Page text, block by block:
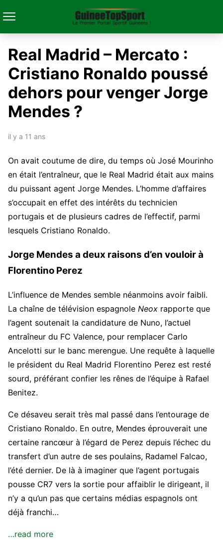
Real Madrid – Mercato :
Cristiano Ronaldo poussé
dehors pour venger Jorge
Mendes ?
il y a 11 ans
On avait coutume de dire, du temps où José Mourinho
en était l’entraîneur, que le Real Madrid était aux mains
du puissant agent Jorge Mendes. L’homme d’affaires
s’occupait en effet des intérêts du technicien
portugais et de plusieurs cadres de l’effectif, parmi
lesquels Cristiano Ronaldo.
Jorge Mendes a deux raisons d’en vouloir à
Florentino Perez
L’influence de Mendes semble néanmoins avoir faibli.
La chaîne de télévision espagnole Neox rapporte que
l’agent soutenait la candidature de Nuno, l’actuel
entraîneur du FC Valence, pour remplacer Carlo
Ancelotti sur le banc merengue. Une requête à laquelle
le président du Real Madrid Florentino Perez est resté
sourd, préférant confier les rênes de l’équipe à Rafael
Benitez.
Ce désaveu serait très mal passé dans l’entourage de
Cristiano Ronaldo. En outre, Mendes éprouverait une
certaine rancœur à l’égard de Perez depuis l’échec du
transfert d’un autre de ses poulains, Radamel Falcao,
l’été dernier. De là à imaginer que l’agent portugais
pousse CR7 vers la sortie pour affaiblir le dirigeant, il
n’y a qu’un pas que certains médias espagnols ont
déjà franchi…
…read more